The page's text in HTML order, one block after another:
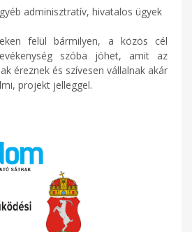
adminisztratív, hivatalos ügyek
felül bármilyen, a közös cél
szóba jöhet, amit az
éreznek és szívesen vállalnak akár
projekt jelleggel.